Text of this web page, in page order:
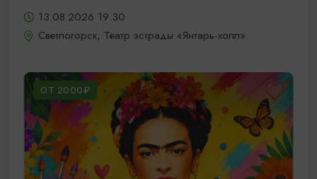
13.08.2026 19:30
Светлогорск, Театр эстрады «Янтарь-холл»
ОТ 2000₽